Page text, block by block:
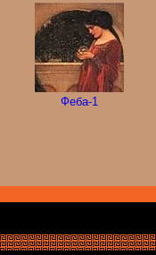
Феба-1